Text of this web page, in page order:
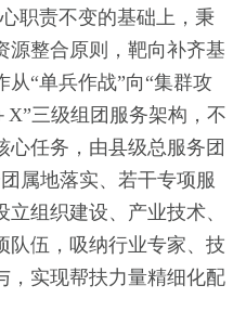
职责不变的基础上，秉
源整合原则，靶向补齐基
从“单兵作战”向“集群攻
X”三级组团服务架构，不
心任务，由县级总服务团
属地落实、若干专项服
组织建设、产业技术、
队伍，吸纳行业专家、技
，实现帮扶力量精细化配